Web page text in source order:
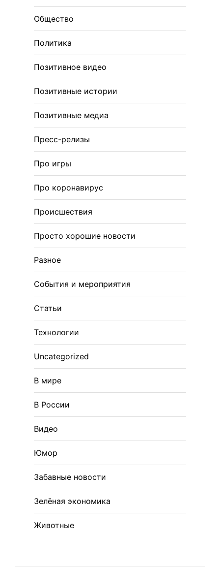
Общество
Политика
Позитивное видео
Позитивные истории
Позитивные медиа
Пресс-релизы
Про игры
Про коронавирус
Происшествия
Просто хорошие новости
Разное
События и мероприятия
Статьи
Технологии
Uncategorized
В мире
В России
Видео
Юмор
Забавные новости
Зелёная экономика
Животные